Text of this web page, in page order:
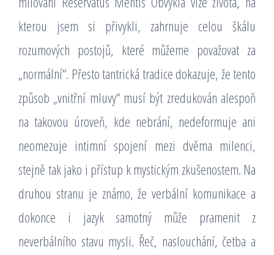
kterou jsem si přivykli, zahrnuje celou škálu
rozumových postojů, které můžeme považovat za
„normální“. Přesto tantrická tradice dokazuje, že tento
způsob „vnitřní mluvy“ musí být zredukován alespoň
na takovou úroveň, kde nebrání, nedeformuje ani
neomezuje intimní spojení mezi dvěma milenci,
stejně tak jako i přístup k mystickým zkušenostem. Na
druhou stranu je známo, že verbální komunikace a
dokonce i jazyk samotný může pramenit z
neverbálního stavu mysli. Řeč, naslouchání, četba a